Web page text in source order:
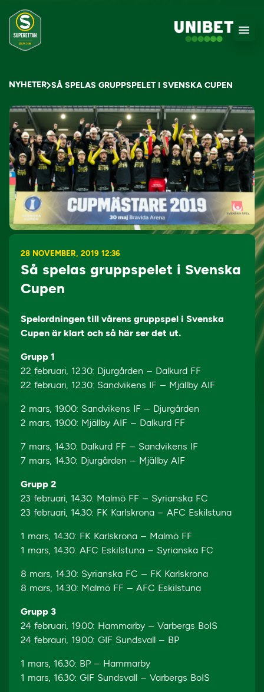
NYHETER SÅ SPELAS GRUPPSPELET I SVENSKA CUPEN
28 NOVEMBER, 2019 12:36
Så spelas gruppspelet i Svenska
Cupen
Spelordningen till vårens gruppspel i Svenska
Cupen är klart och så här ser det ut.
Grupp 1
22 februari, 12.30: Djurgården – Dalkurd FF
22 februari, 12.30: Sandvikens IF – Mjällby AIF
2 mars, 19.00: Sandvikens IF – Djurgården
2 mars, 19.00: Mjällby AIF – Dalkurd FF
7 mars, 14.30: Dalkurd FF – Sandvikens IF
7 mars, 14.30: Djurgården – Mjällby AIF
Grupp 2
23 februari, 14.30: Malmö FF – Syrianska FC
23 februari, 14.30: FK Karlskrona – AFC Eskilstuna
1 mars, 14.30: FK Karlskrona – Malmö FF
1 mars, 14.30: AFC Eskilstuna – Syrianska FC
8 mars, 14.30: Syrianska FC – FK Karlskrona
8 mars, 14.30: Malmö FF – AFC Eskilstuna
Grupp 3
24 februari, 19.00: Hammarby – Varbergs BoIS
24 febrauri, 19.00: GIF Sundsvall – BP
1 mars, 16.30: BP – Hammarby
1 mars, 16.30: GIF Sundsvall – Varbergs BoIS